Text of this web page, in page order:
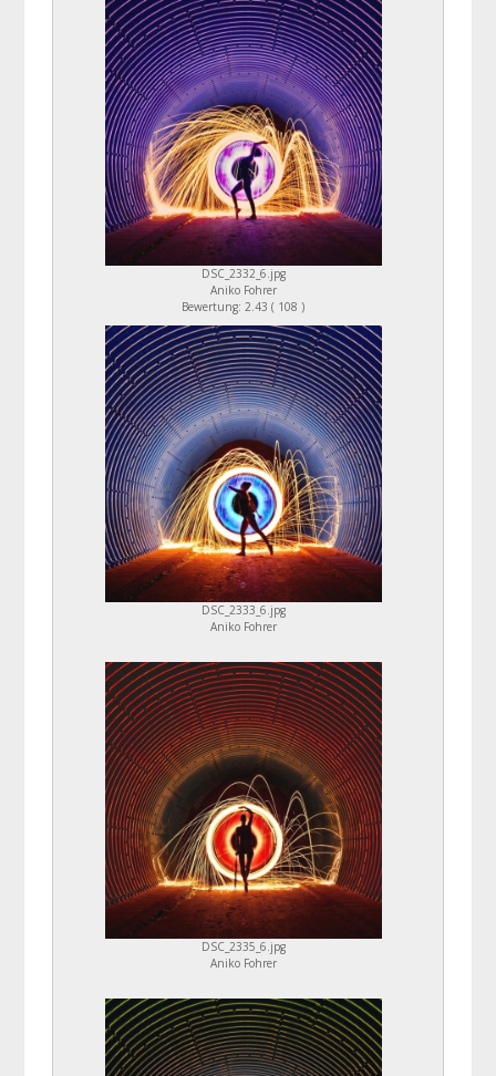
DSC_2332_6.jpg
Aniko Fohrer
Bewertung: 2.43 ( 108 )
DSC_2333_6.jpg
Aniko Fohrer
DSC_2335_6.jpg
Aniko Fohrer